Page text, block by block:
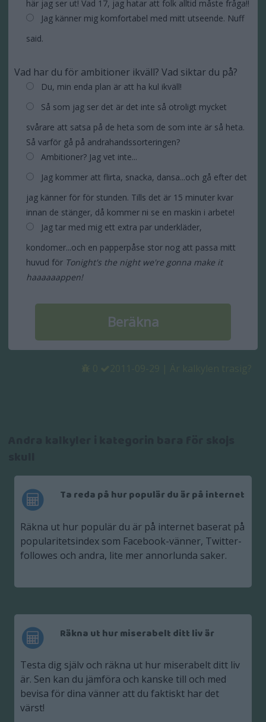
här jag ser ut! Vad 17, jag hatar att folk alltid måste fråga!!
Jag känner mig komfortabel med mitt utseende. Nuff
said.
Vad har du för ambitioner ikväll? Vad siktar du på?
Du, min enda plan är att ha kul ikväll!
Så som jag ser det är det inte så otroligt mycket
svårare att satsa på de heta som de som inte är så heta.
Så varför gå på andrahandssorteringen?
Ambitioner? Jag vet inte...
Jag kommer att flirta, snacka, dansa...och gå efter det
jag känner för för stunden. Tills det är 15 minuter kvar
innan de stänger, då kommer ni se en maskin i arbete!
Jag tar med mig ett extra par underkläder,
kondomer...och en papperpåse stor nog att passa mitt
huvud för Tonight's the night we're gonna make it
haaaaaappen!
Ta reda på hur populär du är på internet
Räkna ut hur populär du är på internet baserat på
popularitetsindex som Facebook-vänner, Twitter-
followes och andra, lite mer annorlunda saker.
Räkna ut hur miserabelt ditt liv är
Testa dig själv och räkna ut hur miserabelt ditt liv
är. Sen kan du jämföra och kanske till och med
bevisa för dina vänner att du faktiskt har det
värst!